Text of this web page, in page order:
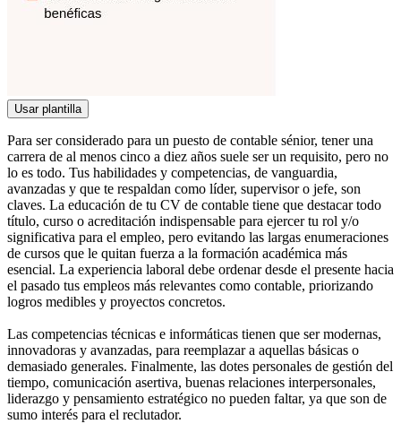
Usar plantilla
Para ser considerado para un puesto de contable sénior, tener una
carrera de al menos cinco a diez años suele ser un requisito, pero no
lo es todo. Tus habilidades y competencias, de vanguardia,
avanzadas y que te respaldan como líder, supervisor o jefe, son
claves. La educación de tu CV de contable tiene que destacar todo
título, curso o acreditación indispensable para ejercer tu rol y/o
significativa para el empleo, pero evitando las largas enumeraciones
de cursos que le quitan fuerza a la formación académica más
esencial. La experiencia laboral debe ordenar desde el presente hacia
el pasado tus empleos más relevantes como contable, priorizando
logros medibles y proyectos concretos.
Las competencias técnicas e informáticas tienen que ser modernas,
innovadoras y avanzadas, para reemplazar a aquellas básicas o
demasiado generales. Finalmente, las dotes personales de gestión del
tiempo, comunicación asertiva, buenas relaciones interpersonales,
liderazgo y pensamiento estratégico no pueden faltar, ya que son de
sumo interés para el reclutador.